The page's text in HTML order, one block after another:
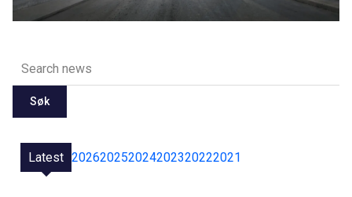
Søk
Latest 202620252024202320222021